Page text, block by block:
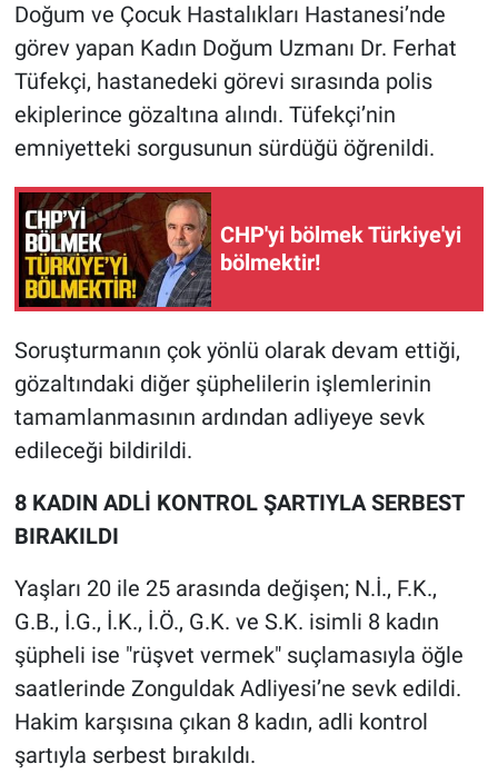
Doğum ve Çocuk Hastalıkları Hastanesi’nde
görev yapan Kadın Doğum Uzmanı Dr. Ferhat
Tüfekçi, hastanedeki görevi sırasında polis
ekiplerince gözaltına alındı. Tüfekçi’nin
emniyetteki sorgusunun sürdüğü öğrenildi.
CHP'yi bölmek Türkiye'yi
bölmektir!
Soruşturmanın çok yönlü olarak devam ettiği,
gözaltındaki diğer şüphelilerin işlemlerinin
tamamlanmasının ardından adliyeye sevk
edileceği bildirildi.
8 KADIN ADLİ KONTROL ŞARTIYLA SERBEST
BIRAKILDI
Yaşları 20 ile 25 arasında değişen; N.İ., F.K.,
G.B., İ.G., İ.K., İ.Ö., G.K. ve S.K. isimli 8 kadın
şüpheli ise "rüşvet vermek" suçlamasıyla öğle
saatlerinde Zonguldak Adliyesi’ne sevk edildi.
Hakim karşısına çıkan 8 kadın, adli kontrol
şartıyla serbest bırakıldı.